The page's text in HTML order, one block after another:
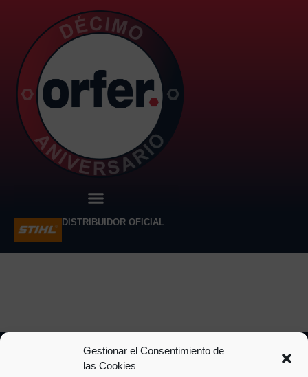
Gestionar el Consentimiento de
las Cookies
DISTRIBUIDOR OFICIAL
Aviso Legal-Política de Privacidad-Política de Cookies